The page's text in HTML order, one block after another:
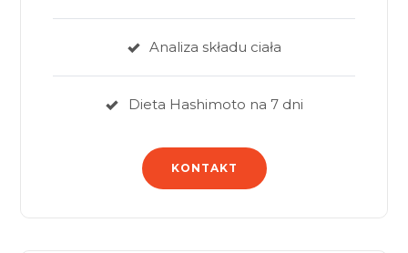
Analiza składu ciała
Dieta Hashimoto na 7 dni
KONTAKT